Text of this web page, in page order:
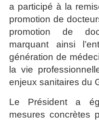
a participé à la
promotion de
promotion de
marquant ainsi
génération de
la vie
enjeux sanitaires du
Le Président a
mesures concrètes